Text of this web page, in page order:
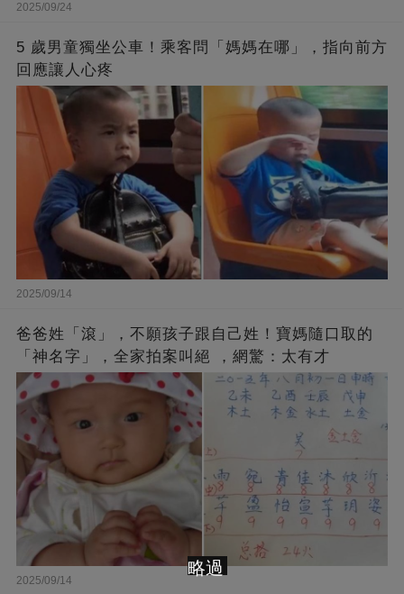
2025/09/24
5 歲男童獨坐公車！乘客問「媽媽在哪」，指向前方
回應讓人心疼
2025/09/14
爸爸姓「滾」，不願孩子跟自己姓！寶媽隨口取的
「神名字」，全家拍案叫絕 ，網驚：太有才
2025/09/14
略過